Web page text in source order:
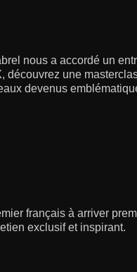
nous a accordé un
découvrez une
devenus
français à arriver
exclusif et inspirant.